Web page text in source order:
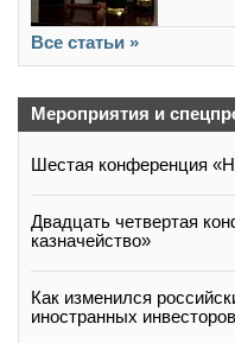
Все статьи »
Мероприятия и
Шестая конференция
Двадцать четвертая
казначейство»
Как изменился
иностранных инвесторов